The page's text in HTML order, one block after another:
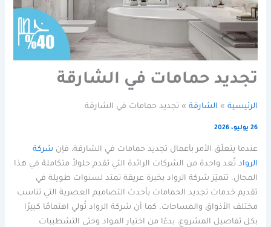
تجديد حمامات في الشارقة
الرئيسية الشارقة تجديد حمامات في الشارقة
26 يوليو، 2026
عندما يتعلّق الأمر بأعمال تجديد حمامات في الشارقة، فإن شركة
الرواد تُعد واحدة من الشركات الرائدة التي تقدم حلولاً متكاملة في هذا
المجال. تتميّز شركة الرواد بخبرة عريقة تمتد لسنوات طويلة في
تقديم خدمات تجديد الحمامات بأحدث التصاميم العصرية التي تناسب
مختلف الأذواق والمساحات. كما أن شركة الرواد تُولي اهتمامًا كبيرًا
بكل تفاصيل المشروع، بدءًا من اختيار المواد وحتى التشطيبات